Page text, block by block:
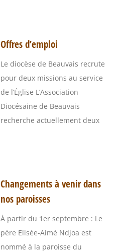
Offres d’emploi
Le diocèse de Beauvais recrute
pour deux missions au service
de l’Église L’Association
Diocésaine de Beauvais
recherche actuellement deux
Changements à venir dans
nos paroisses
À partir du 1er septembre : Le
père Elisée-Aimé Ndjoa est
nommé à la paroisse du